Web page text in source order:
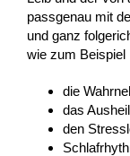
passgenau mit
und ganz
wie zum Beispiel
die
das
den